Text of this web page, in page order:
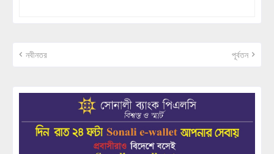
নবীনতর পূর্বতন